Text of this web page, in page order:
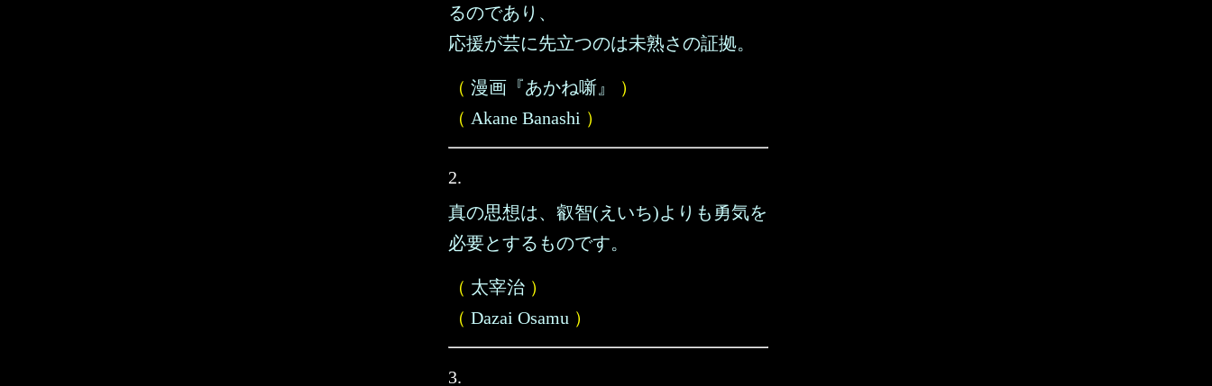
るのであり、
応援が芸に先立つのは未熟さの証拠。
（ 漫画『あかね噺』
）
（ Akane Banashi ）
2.
真の思想は、叡智(えいち)よりも勇気を
必要とするものです。
（ 太宰治 ）
（ Dazai Osamu ）
3.